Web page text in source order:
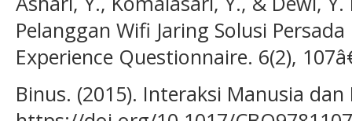
Pelanggan Wifi Jaring Solusi
Experience Questionnaire. 6(2),
Binus. (2015). Interaksi Manusia